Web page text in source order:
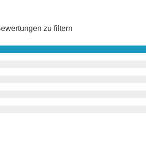
zu filtern